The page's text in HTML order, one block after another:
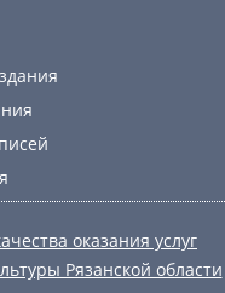
оказания услуг
Рязанской области